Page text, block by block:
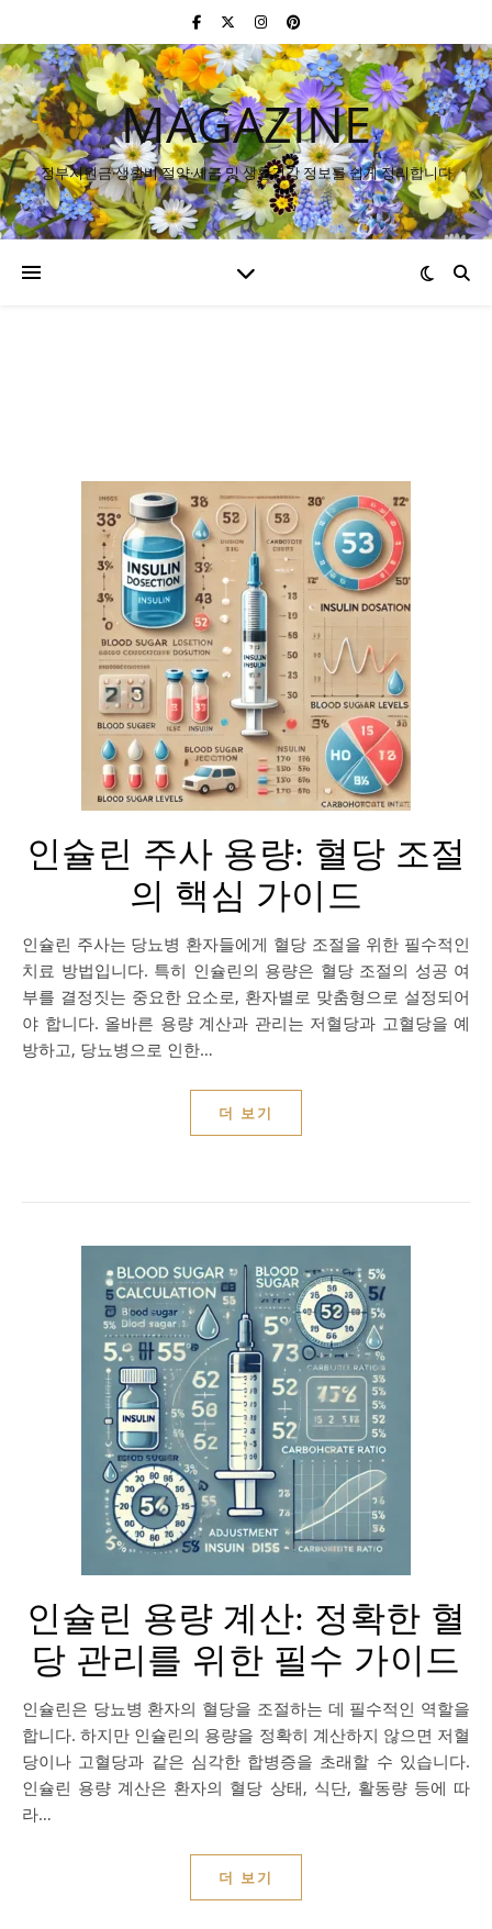
MAGAZINE
정부지원금·생활비 절약·세금 및 생활건강 정보를 쉽게 정리합니다
인슐린 주사 용량: 혈당 조절
의 핵심 가이드
인슐린 주사는 당뇨병 환자들에게 혈당 조절을 위한 필수적인
치료 방법입니다. 특히 인슐린의 용량은 혈당 조절의 성공 여
부를 결정짓는 중요한 요소로, 환자별로 맞춤형으로 설정되어
야 합니다. 올바른 용량 계산과 관리는 저혈당과 고혈당을 예
방하고, 당뇨병으로 인한…
더 보기
인슐린 용량 계산: 정확한 혈
당 관리를 위한 필수 가이드
인슐린은 당뇨병 환자의 혈당을 조절하는 데 필수적인 역할을
합니다. 하지만 인슐린의 용량을 정확히 계산하지 않으면 저혈
당이나 고혈당과 같은 심각한 합병증을 초래할 수 있습니다.
인슐린 용량 계산은 환자의 혈당 상태, 식단, 활동량 등에 따
라…
더 보기